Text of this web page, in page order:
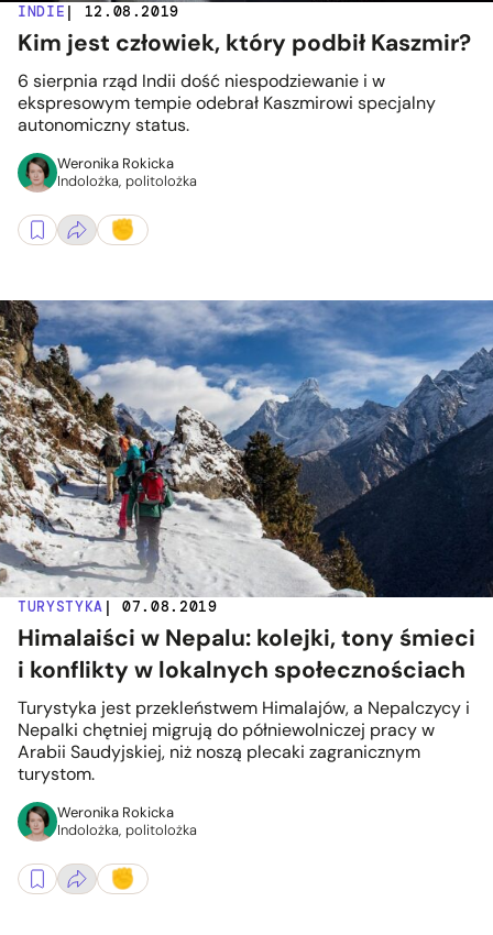
INDIE | 12.08.2019
Kim jest człowiek, który podbił Kaszmir?
6 sierpnia rząd Indii dość niespodziewanie i w
ekspresowym tempie odebrał Kaszmirowi specjalny
autonomiczny status.
Weronika Rokicka
Indolożka, politolożka
TURYSTYKA | 07.08.2019
Himalaiści w Nepalu: kolejki, tony śmieci
i konflikty w lokalnych społecznościach
Turystyka jest przekleństwem Himalajów, a Nepalczycy i
Nepalki chętniej migrują do półniewolniczej pracy w
Arabii Saudyjskiej, niż noszą plecaki zagranicznym
turystom.
Weronika Rokicka
Indolożka, politolożka